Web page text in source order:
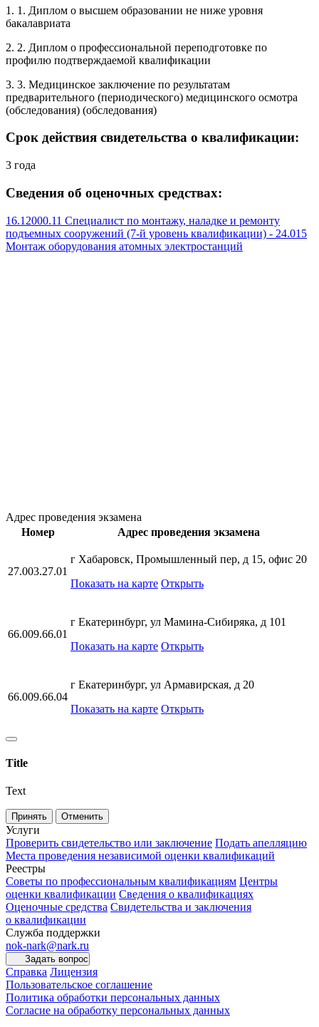
1. 1. Диплом о высшем образовании не ниже уровня
бакалавриата
2. 2. Диплом о профессиональной переподготовке по
профилю подтверждаемой квалификации
3. 3. Медицинское заключение по результатам
предварительного (периодического) медицинского осмотра
(обследования) (обследования)
Срок действия свидетельства о квалификации:
3 года
Сведения об оценочных средствах:
16.12000.11 Специалист по монтажу, наладке и ремонту
подъемных сооружений (7-й уровень квалификации) - 24.015
Монтаж оборудования атомных электростанций
Адрес проведения экзамена
Номер
Адрес проведения экзамена
27.003.27.01
г Хабаровск, Промышленный пер, д 15, офис 20
Показать на карте Открыть
66.009.66.01
г Екатеринбург, ул Мамина-Сибиряка, д 101
Показать на карте Открыть
66.009.66.04
г Екатеринбург, ул Армавирская, д 20
Показать на карте Открыть
Title
Text
Принять Отменить
Услуги
Проверить свидетельство или заключение Подать апелляцию
Места проведения независимой оценки квалификаций
Реестры
Советы по профессиональным квалификациям Центры
оценки квалификации Сведения о квалификациях
Оценочные средства Свидетельства и заключения
о квалификации
Служба поддержки
nok-nark@nark.ru
Задать вопрос
Справка Лицензия
Пользовательское соглашение
Политика обработки персональных данных
Согласие на обработку персональных данных